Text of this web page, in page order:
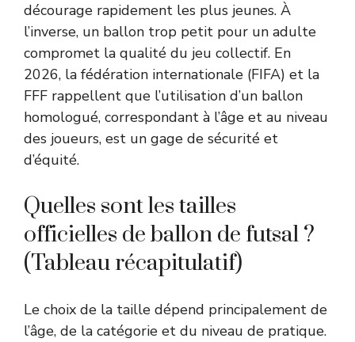
décourage rapidement les plus jeunes. À
l’inverse, un ballon trop petit pour un adulte
compromet la qualité du jeu collectif. En
2026, la fédération internationale (FIFA) et la
FFF rappellent que l’utilisation d’un ballon
homologué, correspondant à l’âge et au niveau
des joueurs, est un gage de sécurité et
d’équité.
Quelles sont les tailles
officielles de ballon de futsal ?
(Tableau récapitulatif)
Le choix de la taille dépend principalement de
l’âge, de la catégorie et du niveau de pratique.